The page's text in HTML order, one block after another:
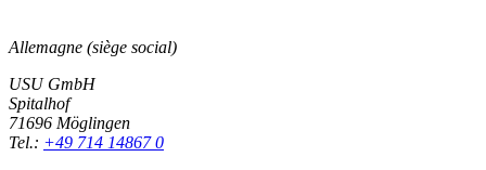
Allemagne (siège social)
USU GmbH
Spitalhof
71696 Möglingen
Tel.: +49 714 14867 0